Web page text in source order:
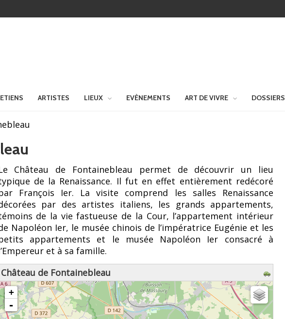
ARTISTES LIEUX EVÈNEMENTS ART DE VIVRE DOSSIERS
Château de Fontainebleau permet de découvrir un lieu
de la Renaissance. Il fut en effet entièrement redécoré
François Ier. La visite comprend les salles Renaissance
par des artistes italiens, les grands appartements,
de la vie fastueuse de la Cour, l’appartement intérieur
Napoléon Ier, le musée chinois de l’impératrice Eugénie et les
appartements et le musée Napoléon Ier consacré à
et à sa famille.
Château de Fontainebleau
chargement de la carte - veuillez patienter...
+
-